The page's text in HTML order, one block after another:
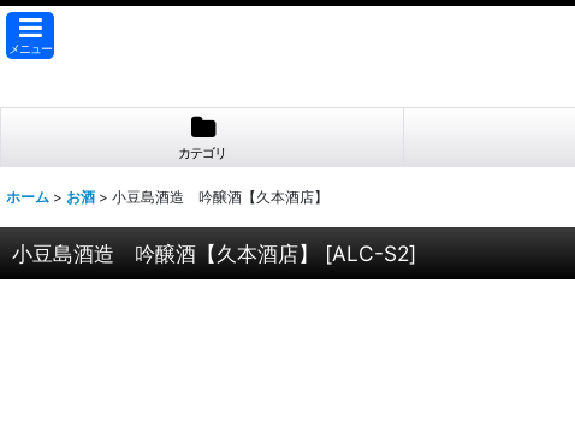
メニュー
カテゴリ
ホーム > お酒 > 小豆島酒造 吟醸酒【久本酒店】
小豆島酒造 吟醸酒【久本酒店】 [ALC-S2]